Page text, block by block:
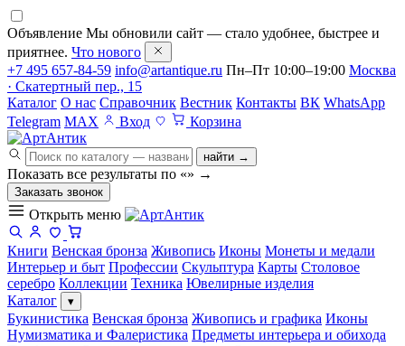
Объявление Мы обновили сайт — стало удобнее, быстрее и
приятнее. Что нового
+7 495 657-84-59 info@artantique.ru Пн–Пт 10:00–19:00 Москва
· Скатертный пер., 15
Каталог О нас Справочник Вестник Контакты ВК WhatsApp
Telegram MAX Вход Корзина
найти →
Показать все результаты по «» →
Заказать звонок
Открыть меню
Книги Венская бронза Живопись Иконы Монеты и медали
Интерьер и быт Профессии Скульптура Карты Столовое
серебро Коллекции Техника Ювелирные изделия
Каталог
▾
Букинистика Венская бронза Живопись и графика Иконы
Нумизматика и Фалеристика Предметы интерьера и обихода